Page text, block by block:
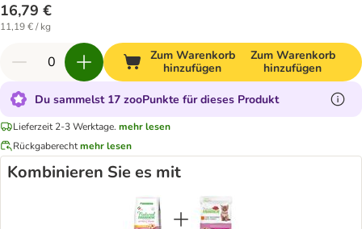
16,79 €
11,19 € / kg
Zum Warenkorb
hinzufügen
Zum Warenkorb
hinzufügen
Du sammelst 17 zooPunkte für dieses Produkt
Lieferzeit 2-3 Werktage. mehr lesen
Rückgaberechtmehr lesen
Kombinieren Sie es mit